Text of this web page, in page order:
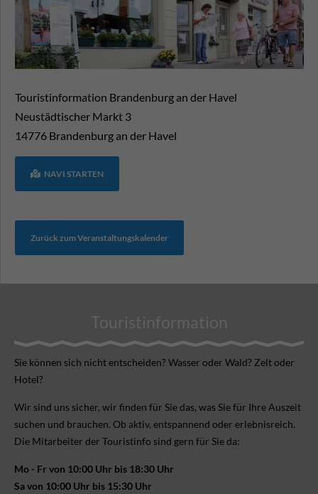
Touristinformation Brandenburg an der Havel
Neustädtischer Markt 3
14776 Brandenburg an der Havel
NAVI STARTEN
Zurück zum Veranstaltungskalender
Touristinformation
Sie können sich nicht ent­scheiden? Wasser oder Wald? Zelt oder
Hotel?
Wir sind uns sicher, wir finden für Sie das, was Sie für Ihre Aus­zeit
suchen und brauchen. Ob aktiv, ent­spannend oder erlebnis­reich.
Die Mitarbeiter der Touristinfo sind gern für Sie da:
Mo - Fr von 10:00 Uhr bis 18:30 Uhr
Sa von 10:00 Uhr bis 15:30 Uhr